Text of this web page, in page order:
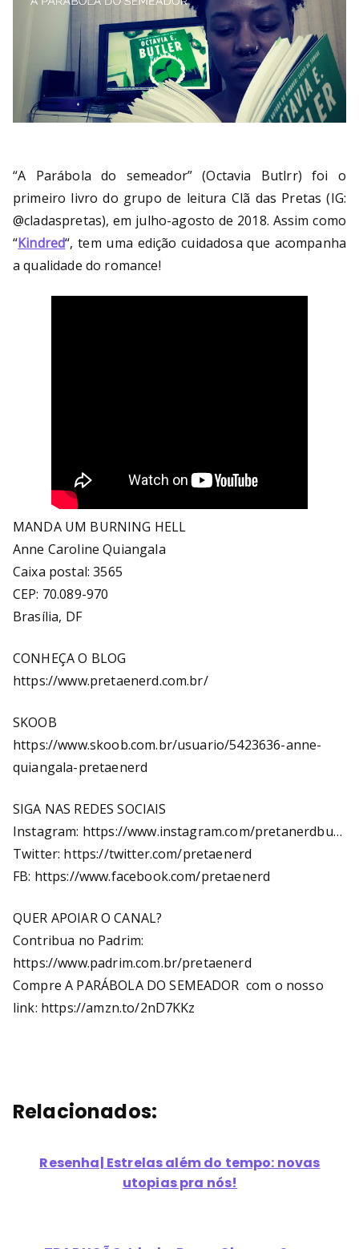
“A Parábola do semeador” (Octavia Butlrr) foi o
primeiro livro do grupo de leitura Clã das Pretas (IG:
@cladaspretas), em julho-agosto de 2018. Assim como
“Kindred“, tem uma edição cuidadosa que acompanha
a qualidade do romance!
MANDA UM BURNING HELL
Anne Caroline Quiangala
Caixa postal: 3565
CEP: 70.089-970
Brasília, DF
CONHEÇA O BLOG
https://www.pretaenerd.com.br/
SKOOB
https://www.skoob.com.br/usuario/5423636-anne-
quiangala-pretaenerd
SIGA NAS REDES SOCIAIS
Instagram: https://www.instagram.com/pretanerdbu…
Twitter: https://twitter.com/pretaenerd
FB: https://www.facebook.com/pretaenerd
QUER APOIAR O CANAL?
Contribua no Padrim:
https://www.padrim.com.br/pretaenerd
Compre A PARÁBOLA DO SEMEADOR com o nosso
link: https://amzn.to/2nD7KKz
Relacionados:
Resenha| Estrelas além do tempo: novas
utopias pra nós!